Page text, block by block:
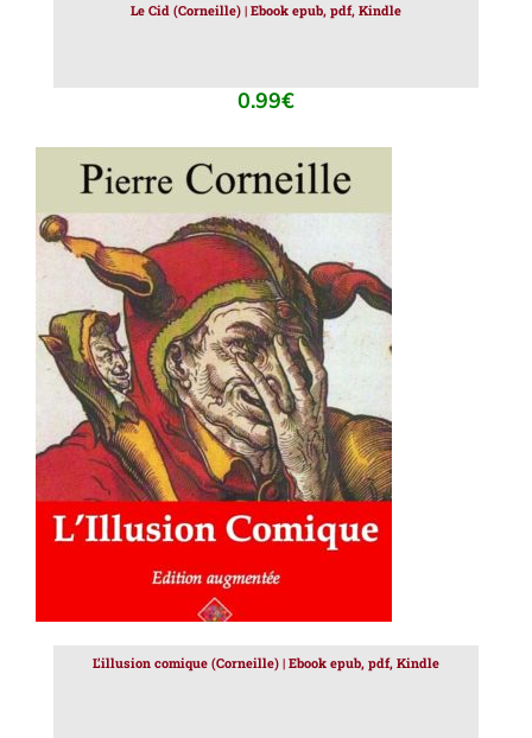
Le Cid (Corneille) | Ebook epub, pdf, Kindle
0.99€
AJOUTER AU PANIER / DÉTAILS
L’illusion comique (Corneille) | Ebook epub, pdf, Kindle